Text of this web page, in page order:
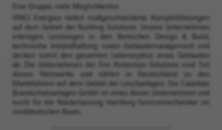
Eine Gruppe, viele Möglichkeiten
VINCI Energies liefert maßgeschneiderte Komplettlösungen
auf dem Gebiet der Building Solutions. Unsere Unternehmen
erbringen Leistungen in den Bereichen Design & Build,
technische Instandhaltung sowie Gebäudemanagement und
decken somit den gesamten Lebenszyklus eines Gebäudes
ab. Die Unternehmen der Fire Protection Solutions sind Teil
dieses Netzwerks und zählen in Deutschland zu den
Marktführern auf dem Gebiet der Löschanlagen. Die Calanbau
Brandschutzanlagen GmbH ist eines dieser Unternehmen und
sucht für die Niederlassung Hamburg Servicemechaniker im
norddeutschen Raum.